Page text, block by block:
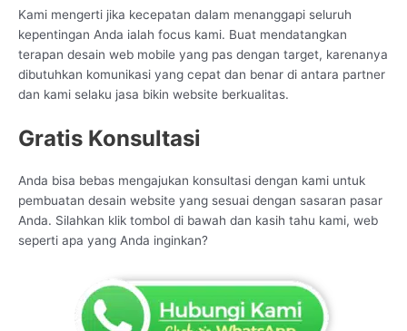
Kami mengerti jika kecepatan dalam menanggapi seluruh
kepentingan Anda ialah focus kami. Buat mendatangkan
terapan desain web mobile yang pas dengan target, karenanya
dibutuhkan komunikasi yang cepat dan benar di antara partner
dan kami selaku jasa bikin website berkualitas.
Gratis Konsultasi
Anda bisa bebas mengajukan konsultasi dengan kami untuk
pembuatan desain website yang sesuai dengan sasaran pasar
Anda. Silahkan klik tombol di bawah dan kasih tahu kami, web
seperti apa yang Anda inginkan?